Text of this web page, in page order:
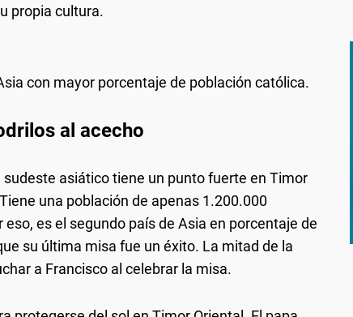
propia cultura.
con mayor porcentaje de población católica.
al acecho
sudeste asiático tiene un punto fuerte en Timor
una población de apenas 1.200.000
es el segundo país de Asia en porcentaje de
su última misa fue un éxito. La mitad de la
a Francisco al celebrar la misa.